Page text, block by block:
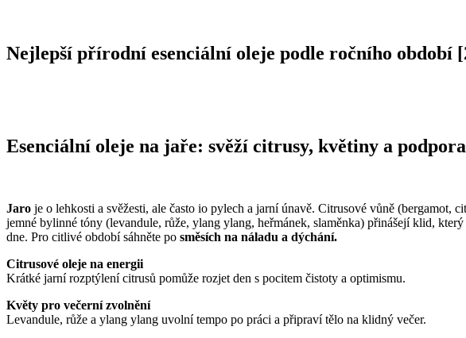
Nejlepší přírodní esenciální oleje podle ročního období
Esenciální oleje na jaře: svěží citrusy, květiny a
Jaro je o lehkosti a svěžesti, ale často io pylech a jarní únavě. Citrusové vůně
jemné bylinné tóny (levandule, růže, ylang ylang, heřmánek, slaměnka) přinášejí klid,
dne. Pro citlivé období sáhněte po směsích na náladu a dýchání.
Citrusové oleje na energii
Krátké jarní rozptýlení citrusů pomůže rozjet den s pocitem čistoty a optimismu.
Květy pro večerní zvolnění
Levandule, růže a ylang ylang uvolní tempo po práci a připraví tělo na klidný večer.